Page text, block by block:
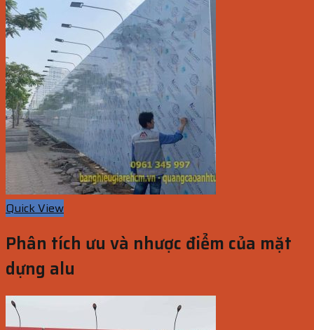
Quick View
Phân tích ưu và nhược điểm của mặt
dựng alu